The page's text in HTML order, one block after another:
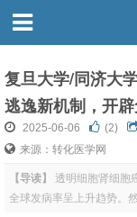
复旦大学/同济大
逃逸新机制，开
2025-06-06 (2)
来源：转化医学网
【导读】
透明细胞肾细胞
全球发病率呈上升趋势。